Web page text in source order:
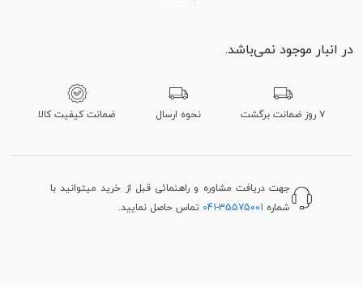
در انبار موجود نمی‌باشد.
۷ روز ضمانت برگشت نحوه ارسال ضمانت کیفیت کالا
جهت دریافت مشاوره و راهنمائی قبل از خرید میتوانید با
شماره 041-35575001 تماس حاصل نمایید.